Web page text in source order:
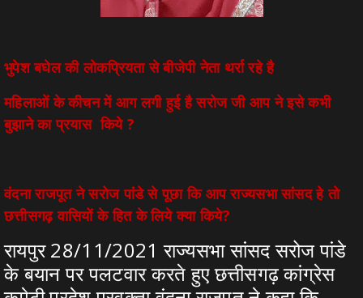
भुपेश बघेल की लोकप्रियता से बीजेपी नेता थर्रा रहे है
महिलाओं के कीचन में आग लगी हुई है सरोज जी आप ने इसे कभी
बुझाने का प्रयास किये ?
वंदना राजपूत ने सरोज पांडे से पूछा कि आप राज्यसभा सांसद हे तो
छत्तीसगढ़ वासियों के हित के लिये क्या किये?
रायपुर 28/11/2021 राज्यसभा सांसद सरोज पांडे
के बयान पर पलटवार करते हुए छत्तीसगढ़ कांग्रेस